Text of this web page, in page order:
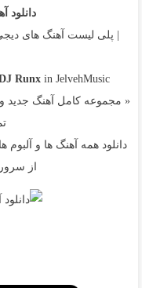
دانلود
| پلی لیست آهنگ های
Runx in JelvehMusic
« مجموعه کامل آهنگ جدید
دانلود همه آهنگ ها و
از